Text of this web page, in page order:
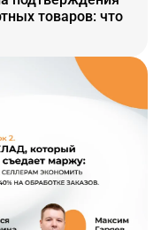
товаров: что